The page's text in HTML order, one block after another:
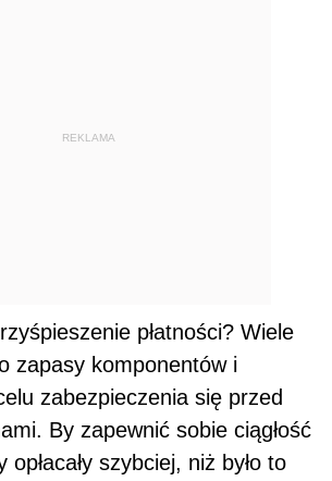
REKLAMA
płatności? Wiele
zapasy komponentów i
zabezpieczenia się przed
By zapewnić sobie ciągłość
szybciej, niż było to